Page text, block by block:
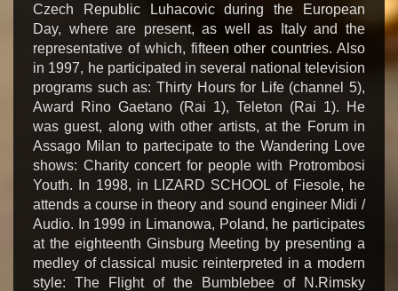
Czech Republic Luhacovic during the European
Day, where are present, as well as Italy and the
representative of which, fifteen other countries. Also
in 1997, he participated in several national television
programs such as: Thirty Hours for Life (channel 5),
Award Rino Gaetano (Rai 1), Teleton (Rai 1). He
was guest, along with other artists, at the Forum in
Assago Milan to partecipate to the Wandering Love
shows: Charity concert for people with Protrombosi
Youth. In 1998, in LIZARD SCHOOL of Fiesole, he
attends a course in theory and sound engineer Midi /
Audio. In 1999 in Limanowa, Poland, he participates
at the eighteenth Ginsburg Meeting by presenting a
medley of classical music reinterpreted in a modern
style: The Flight of the Bumblebee of N.Rimsky